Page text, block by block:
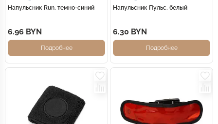
Напульсник Run, темно-синий
6.96 BYN
Подробнее
Напульсник Пульс, белый
6.30 BYN
Подробнее